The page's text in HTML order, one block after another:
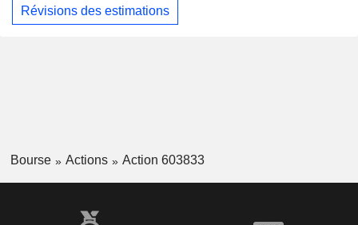
Révisions des estimations
Bourse Actions Action 603833